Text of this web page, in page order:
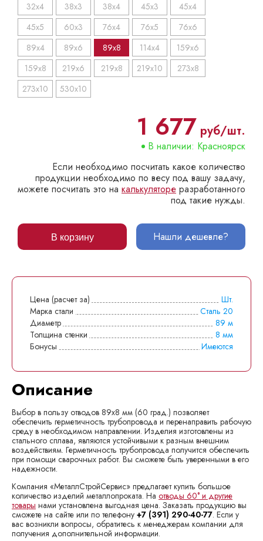
32x4
38x3 38x4 45x3
45x4
45x5
60x3 76x4 76x5
76x6
89x4
89x6 89x8 114x4
159x6
159x8
219x6 219x8 219x10
273x8
273x10
530x10
1 677 руб/шт.
В наличии: Красноярск
Если необходимо посчитать какое количество
продукции необходимо по весу под вашу задачу,
можете посчитать это на калькуляторе разработанного
под такие нужды.
В корзину Нашли дешевле?
Цена (расчет за)
Шт.
Марка стали
Сталь 20
Диаметр
89 м
Толщина стенки
8 мм
Бонусы
Имеются
Описание
Выбор в пользу отводов 89x8 мм (60 град.) позволяет
обеспечить герметичность трубопровода и перенаправить рабочую
среду в необходимом направлении. Изделия изготовлены из
стального сплава, являются устойчивыми к разным внешним
воздействиям. Герметичность трубопровода получится обеспечить
при помощи сварочных работ. Вы сможете быть уверенными в его
надежности.
Компания «МеталлСтройСервис» предлагает купить большое
количество изделий металлопроката. На отводы 60° и другие
товары нами установлена выгодная цена. Заказать продукцию вы
сможете на сайте или по телефону +7 (391) 290-40-77. Если у
вас возникли вопросы, обратитесь к менеджерам компании для
получения дополнительной информации.